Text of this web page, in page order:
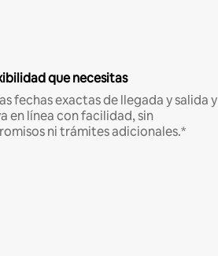
que necesitas
fechas exactas de llegada y salida y
en línea con facilidad, sin
ni trámites adicionales.*